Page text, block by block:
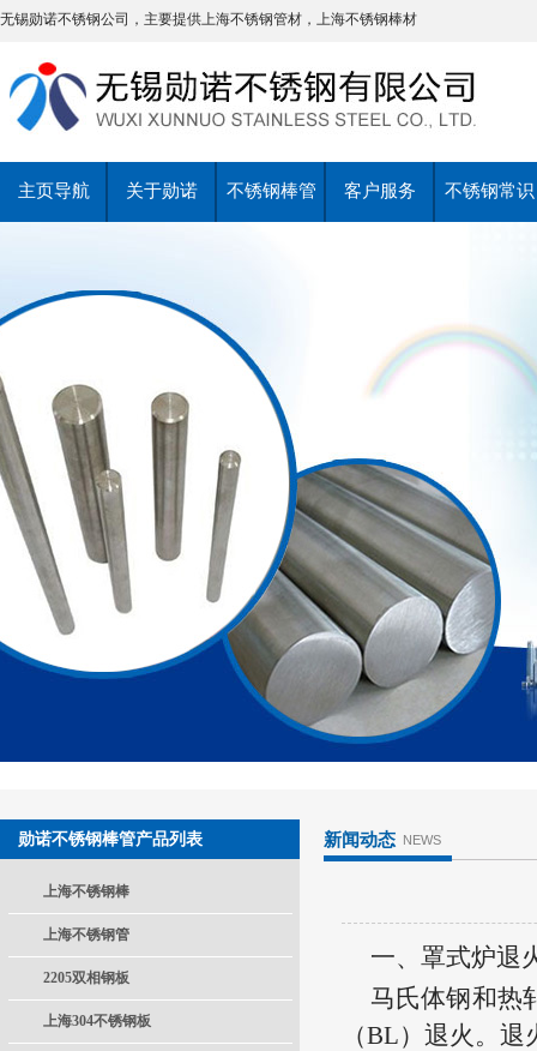
无锡勋诺不锈钢公司，主要提供上海不锈钢管材，上海不锈钢棒材
主页导航 关于勋诺 不锈钢棒管 客户服务 不锈钢常识
勋诺不锈钢棒管产品列表
上海不锈钢棒
上海不锈钢管
2205双相钢板
上海304不锈钢板
新闻动态 NEWS
一、罩式炉退
马氏体钢和热
（BL）退火。